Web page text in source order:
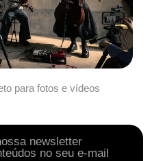
para fotos e vídeos
newsletter
no seu e-mail